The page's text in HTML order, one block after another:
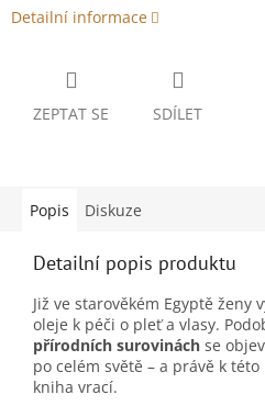
Detailní informace
ZEPTAT SE SDÍLET
Popis Diskuze
Detailní popis produktu
Již ve starověkém Egyptě ženy
oleje k péči o pleť a vlasy.
přírodních surovinách se
po celém světě – a právě k
kniha vrací.